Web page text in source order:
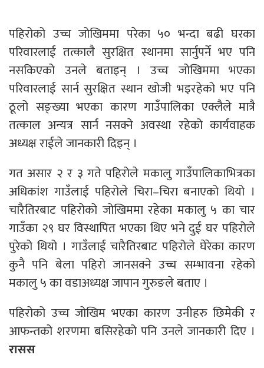
पहिरोको उच्च जोखिममा परेका ५० भन्दा बढी घरका
परिवारलाई तत्कालै सुरक्षित स्थानमा सार्नुपर्ने भए पनि
नसकिएको उनले बताइन् । उच्च जोखिममा भएका
परिवारलाई सार्न सुरक्षित स्थान खोजी भइरहेको भए पनि
ठूलो सङ्ख्या भएका कारण गाउँपालिका एक्लैले मात्रै
तत्काल अन्यत्र सार्न नसक्ने अवस्था रहेको कार्यवाहक
अध्यक्ष राईले जानकारी दिइन् ।
गत असार २ र ३ गते पहिरोले मकालु गाउँपालिकाभित्रका
अधिकांश गाउँलाई पहिरोले चिरा–चिरा बनाएको थियो ।
चारैतिरबाट पहिरोको जोखिममा रहेका मकालु ५ का चार
गाउँका २९ घर विस्थापित भएका थिए भने दुई घर पहिरोले
पुरेको थियो । गाउँलाई चारैतिरबाट पहिरोले घेरेका कारण
कुनै पनि बेला पहिरो जानसक्ने उच्च सम्भावना रहेको
मकालु ५ का वडाअध्यक्ष जापान गुरुङले बताए ।
पहिरोको उच्च जोखिम भएका कारण उनीहरु छिमेकी र
आफन्तको शरणमा बसिरहेको पनि उनले जानकारी दिए ।
रासस